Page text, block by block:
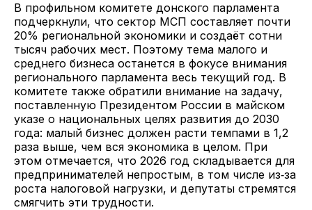
В профильном комитете донского парламента
подчеркнули, что сектор МСП составляет почти
20% региональной экономики и создаёт сотни
тысяч рабочих мест. Поэтому тема малого и
среднего бизнеса останется в фокусе внимания
регионального парламента весь текущий год. В
комитете также обратили внимание на задачу,
поставленную Президентом России в майском
указе о национальных целях развития до 2030
года: малый бизнес должен расти темпами в 1,2
раза выше, чем вся экономика в целом. При
этом отмечается, что 2026 год складывается для
предпринимателей непростым, в том числе из‑за
роста налоговой нагрузки, и депутаты стремятся
смягчить эти трудности.